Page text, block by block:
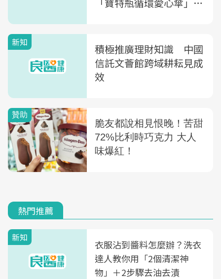
新知
積極推廣理財知識 中國
信託文薈館跨域耕耘見成
效
熱門推薦
新知
衣服沾到醬料怎麼辦？洗衣
達人教你用「2個清潔神
物」＋2步驟去油去漬